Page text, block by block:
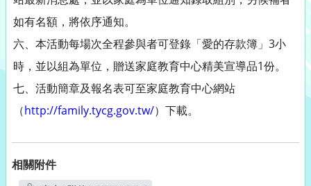
如有名額，將依序通知。
六、本活動每場次全程參與者可登錄「愛的存款簿」3小
時，並以組為單位，贈送家庭教育中心精美宣導品1份。
七、活動簡章及報名表可至家庭教育中心網站
（http://family.tycg.gov.tw/）下載。
相關附件